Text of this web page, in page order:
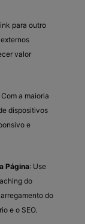
para outro
valor
Com a maioria
dispositivos
e
Página: Use
do
do
e o SEO.